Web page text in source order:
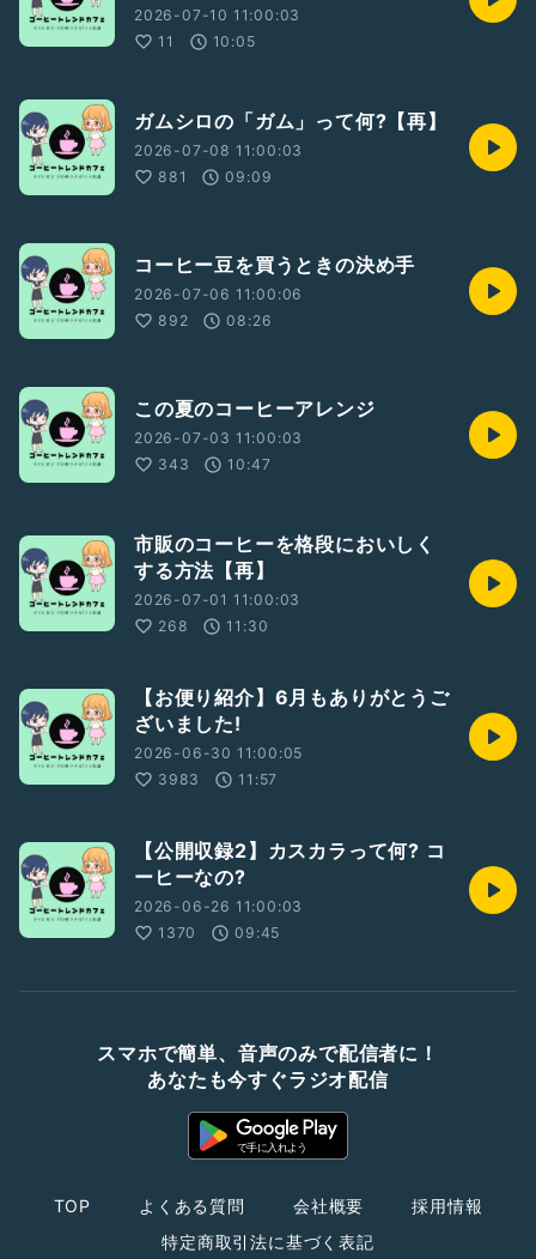
2026-07-10 11:00:03
11
10:05
ガムシロの「ガム」って何?【再】
2026-07-08 11:00:03
881
09:09
コーヒー豆を買うときの決め手
2026-07-06 11:00:06
892
08:26
この夏のコーヒーアレンジ
2026-07-03 11:00:03
343
10:47
市販のコーヒーを格段においしく
する方法【再】
2026-07-01 11:00:03
268
11:30
【お便り紹介】6月もありがとうご
ざいました!
2026-06-30 11:00:05
3983
11:57
【公開収録2】カスカラって何? コ
ーヒーなの?
2026-06-26 11:00:03
1370
09:45
スマホで簡単、音声のみで配信者に！
あなたも今すぐラジオ配信
TOP よくある質問 会社概要
採用情報
特定商取引法に基づく表記